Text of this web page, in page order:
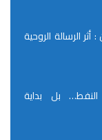
الرسالة الروحية
بل بداية